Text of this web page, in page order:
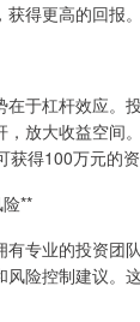
得更高的回报。
在于杠杆效应。
，放大收益空间
得100万元的资
**
有专业的投资团
风险控制建议。